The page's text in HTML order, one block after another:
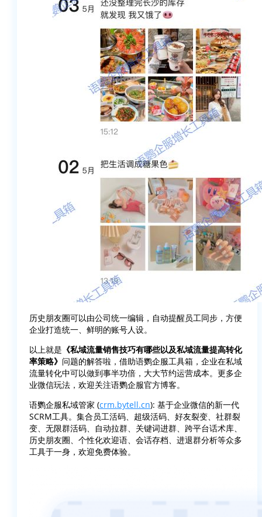
历史朋友圈可以由公司统一编辑，自动提醒员工同步，方便
企业打造统一、鲜明的账号人设。
以上就是 《私域流量销售技巧有哪些以及私域流量提高转化
率策略》 问题的解答啦，借助语鹦企服工具箱，企业在私域
流量转化中可以做到事半功倍，大大节约运营成本。更多企
业微信玩法，欢迎关注语鹦企服官方博客。
语鹦企服私域管家 (crm.bytell.cn): 基于企业微信的新一代
SCRM工具。集合员工活码、超级活码、好友裂变、社群裂
变、无限群活码、自动拉群、关键词进群、跨平台话术库、
历史朋友圈、个性化欢迎语、会话存档、进退群分析等众多
工具于一身，欢迎免费体验。